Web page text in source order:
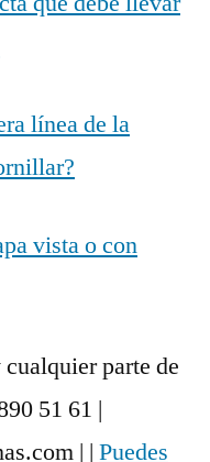
línea de la
vista o con
parte de
51 61 |
| | Puedes